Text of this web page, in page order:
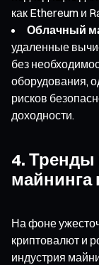
как Ethereum и
Облачный
удаленные
без
оборудования,
рисков
доходности.
4. Тренды
майнинга
На фоне
криптовалют и
индустрия